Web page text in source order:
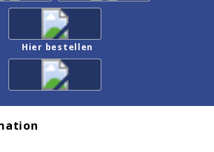
Hier bestellen